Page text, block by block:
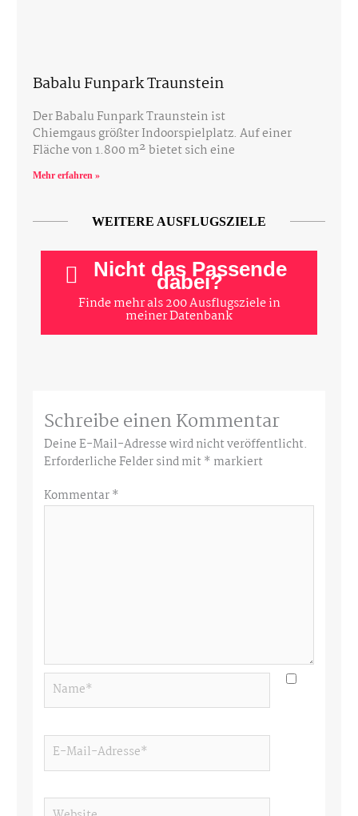
Babalu Funpark Traunstein
Der Babalu Funpark Traunstein ist
Chiemgaus größter Indoorspielplatz. Auf einer
Fläche von 1.800 m² bietet sich eine
Mehr erfahren »
WEITERE AUSFLUGSZIELE
Nicht das Passende
dabei?
Finde mehr als 200 Ausflugsziele in
meiner Datenbank
Schreibe einen Kommentar
Deine E-Mail-Adresse wird nicht veröffentlicht.
Erforderliche Felder sind mit* markiert
Kommentar*
Name*
E-
Mail-
Website